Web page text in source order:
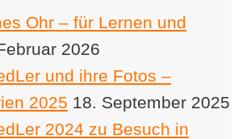
Ohr – für Lernen und
2026
und ihre Fotos –
2025 18. September 2025
2024 zu Besuch in